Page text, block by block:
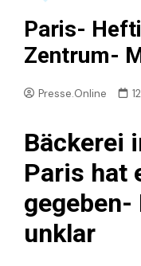
Paris-
Zentrum-
Presse.Online
Bäckerei
Paris hat
unklar